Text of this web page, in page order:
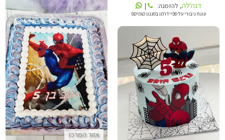
דנה'לה, להזמנה: |
עוגת גיבורי על ספיידרמן בסגנון קומיקס
אזור המרכז
MLY
הילה מתוקה